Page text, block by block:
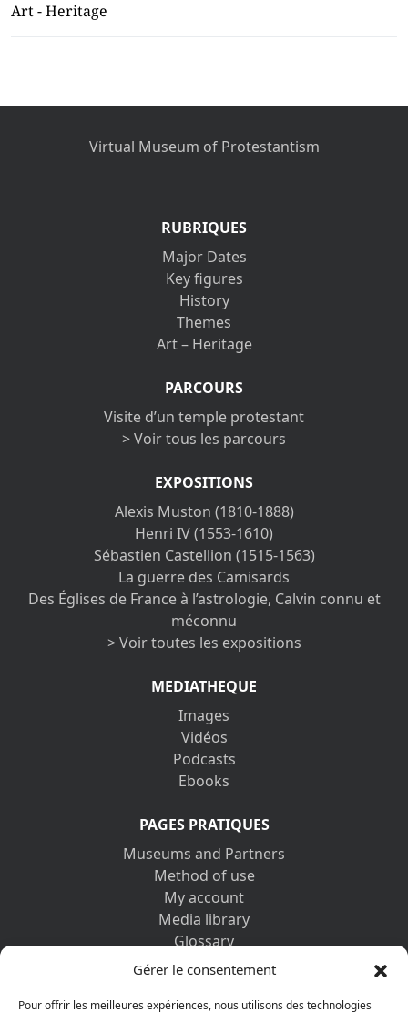
Gérer le consentement
Pour offrir les meilleures expériences, nous utilisons des technologies
Art - Heritage
Virtual Museum of Protestantism
RUBRIQUES
Major Dates
Key figures
History
Themes
Art – Heritage
PARCOURS
Visite d’un temple protestant
> Voir tous les parcours
EXPOSITIONS
Alexis Muston (1810-1888)
Henri IV (1553-1610)
Sébastien Castellion (1515-1563)
La guerre des Camisards
Des Églises de France à l’astrologie, Calvin connu et
méconnu
> Voir toutes les expositions
MEDIATHEQUE
Images
Vidéos
Podcasts
Ebooks
PAGES PRATIQUES
Museums and Partners
Method of use
My account
Media library
Glossary
Contact us
Privacy policy